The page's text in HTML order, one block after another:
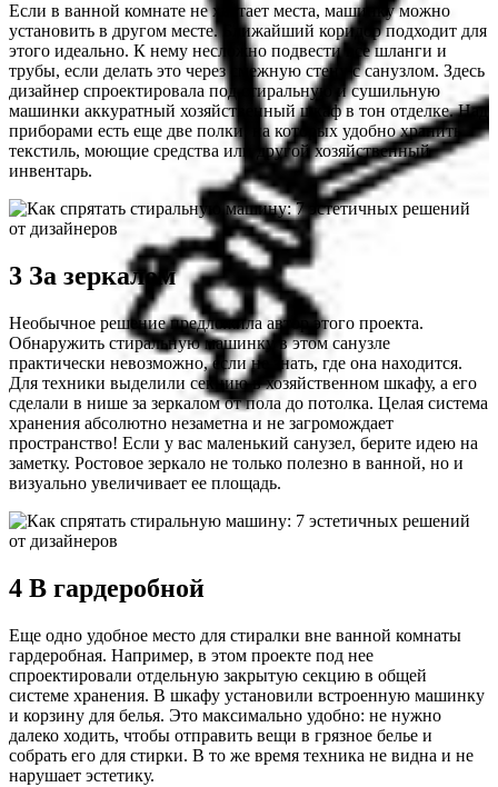
Если в ванной комнате не хватает места, машинку можно
установить в другом месте. Ближайший коридор подходит для
этого идеально. К нему несложно подвести все шланги и
трубы, если делать это через смежную стену с санузлом. Здесь
дизайнер спроектировала под стиральную и сушильную
машинки аккуратный хозяйственный шкаф в тон отделке. Над
приборами есть еще две полки, на которых удобно хранить
текстиль, моющие средства или другой хозяйственный
инвентарь.
3 За зеркалом
Необычное решение предложила автор этого проекта.
Обнаружить стиральную машинку в этом санузле
практически невозможно, если не знать, где она находится.
Для техники выделили секцию в хозяйственном шкафу, а его
сделали в нише за зеркалом от пола до потолка. Целая система
хранения абсолютно незаметна и не загромождает
пространство! Если у вас маленький санузел, берите идею на
заметку. Ростовое зеркало не только полезно в ванной, но и
визуально увеличивает ее площадь.
4 В гардеробной
Еще одно удобное место для стиралки вне ванной комнаты
гардеробная. Например, в этом проекте под нее
спроектировали отдельную закрытую секцию в общей
системе хранения. В шкафу установили встроенную машинку
и корзину для белья. Это максимально удобно: не нужно
далеко ходить, чтобы отправить вещи в грязное белье и
собрать его для стирки. В то же время техника не видна и не
нарушает эстетику.